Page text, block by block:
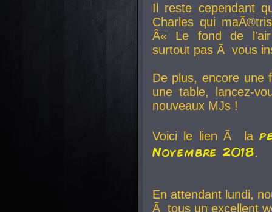
Il reste cependant
Charles qui
Â« Le fond de
surtout pas Ã vous
De plus, encore une
une table, lancez-
nouveaux MJs !
Voici le lien Ã la
Novembre 2018.
En attendant lundi,
Ã tous un excellent